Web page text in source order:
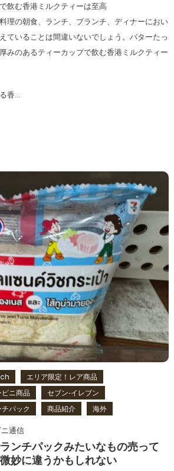
飲む香港ミルクティーは至高
理の朝食、ランチ、ブランチ、ディナーにおい
ていることは間違いないでしょう。バターたっ
みのあるティーカップで飲む香港ミルクティー
香…
エリア限定！レア商品
ビニ商品
セブン‐イレブン
チパック 商品紹介 海外
通信
ンチパックみたいなもの売って
妙に違うかもしれない